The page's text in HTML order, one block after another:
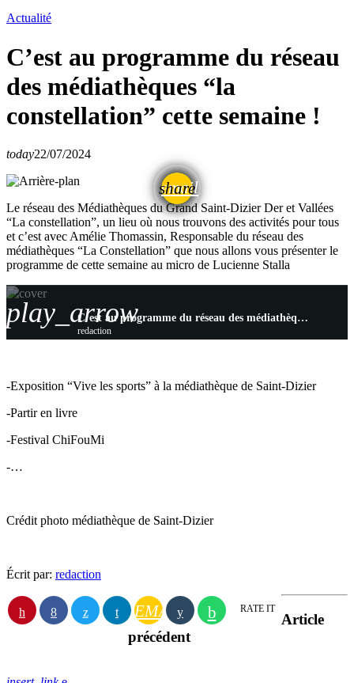
Actualité
C’est au programme du réseau
des médiathèques “la
constellation” cette semaine !
today22/07/2024
share
email
Le réseau des Médiathèques du Grand Saint-Dizier Der et Vallées
“La constellation”, un lieu où nous trouvons des activités pour tous
et c’est avec Amélie Thomassin, Responsable du réseau des
médiathèques “La Constellation” que nous allons vous présenter le
programme de cette semaine au micro de Lucienne Stalla
play_arrow C’est au programme du réseau des médiathèques “la constellation” cette semaine !
redaction
-Exposition “Vive les sports” à la médiathèque de Saint-Dizier
-Partir en livre
-Festival ChiFouMi
-…
Crédit photo médiathèque de Saint-Dizier
Écrit par: redaction
EMAIL RATE IT
Article
précédent